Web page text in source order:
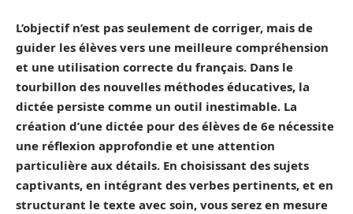
L’objectif n’est pas seulement de corriger, mais de
guider les élèves vers une meilleure compréhension
et une utilisation correcte du français. Dans le
tourbillon des nouvelles méthodes éducatives, la
dictée persiste comme un outil inestimable. La
création d’une dictée pour des élèves de 6e nécessite
une réflexion approfondie et une attention
particulière aux détails. En choisissant des sujets
captivants, en intégrant des verbes pertinents, et en
structurant le texte avec soin, vous serez en mesure